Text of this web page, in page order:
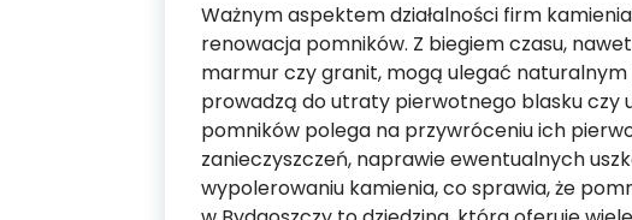
Ważnym aspektem działalności firm
renowacja pomników. Z biegiem czasu,
marmur czy granit, mogą ulegać
prowadzą do utraty pierwotnego blasku czy
pomników polega na przywróceniu ich
zanieczyszczeń, naprawie ewentualnych
wypolerowaniu kamienia, co sprawia, że